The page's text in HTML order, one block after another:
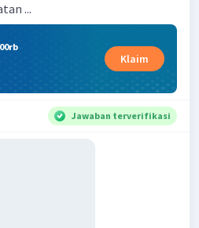
...
Klaim
Jawaban terverifikasi